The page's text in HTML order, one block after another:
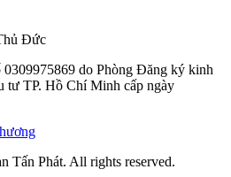
Đức
do Phòng Đăng ký kinh
tư TP. Hồ Chí Minh cấp ngày
Phát. All rights reserved.